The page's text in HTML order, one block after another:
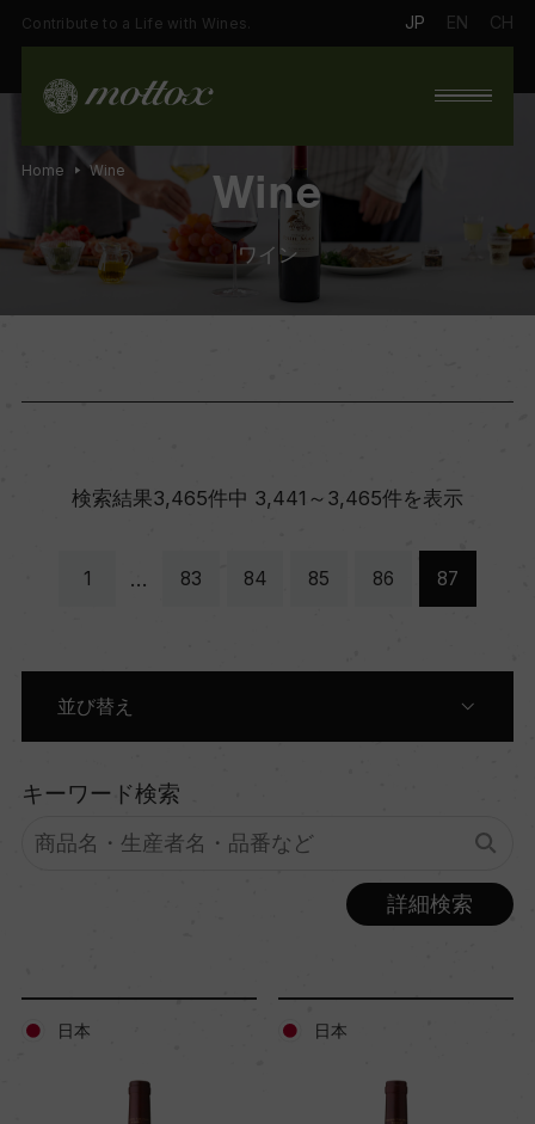
Contribute to a Life with Wines. JP EN CH
Wine
ワイン
Home Wine
検索結果3,465件中 3,441～3,465件を表示
1 … 83 84 85 86 87
並び替え
原産国別に表示
生産者別に表示
色別に表示
キーワード検索
詳細検索
日本 日本